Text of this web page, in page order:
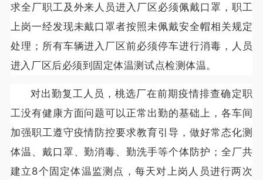
求全厂职工及外来人员进入厂区必须佩戴口罩，职工
上岗一经发现未戴口罩者按照未佩戴安全帽相关规定
处理；所有车辆进入厂区前必须停车进行消毒，人员
进入厂区后必须到固定体温测试点检测体温。
对出勤复工人员，桃选厂在前期疫情排查确定职
工没有健康方面问题可以正常出勤的基础上，各车间
加强职工遵守疫情防控要求教育引导，做好常态化测
体温、戴口罩、勤消毒、勤洗手等个体防护；全厂共
建立8个固定体温监测点，每天对上岗人员进行两次